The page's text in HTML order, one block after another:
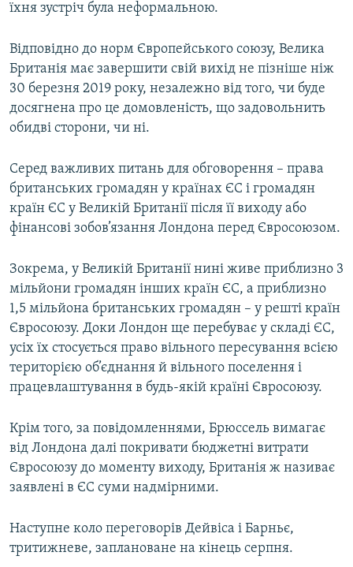
їхня зустріч була неформальною.
Відповідно до норм Європейського союзу, Велика
Британія має завершити свій вихід не пізніше ніж
30 березня 2019 року, незалежно від того, чи буде
досягнена про це домовленість, що задовольнить
обидві сторони, чи ні.
Серед важливих питань для обговорення – права
британських громадян у країнах ЄС і громадян
країн ЄС у Великій Британії після її виходу або
фінансові зобов’язання Лондона перед Євросоюзом.
Зокрема, у Великій Британії нині живе приблизно 3
мільйони громадян інших країн ЄС, а приблизно
1,5 мільйона британських громадян – у решті країн
Євросоюзу. Доки Лондон ще перебуває у складі ЄС,
усіх їх стосується право вільного пересування всією
територією об’єднання й вільного поселення і
працевлаштування в будь-якій країні Євросоюзу.
Крім того, за повідомленнями, Брюссель вимагає
від Лондона далі покривати бюджетні витрати
Євросоюзу до моменту виходу, Британія ж називає
заявлені в ЄС суми надмірними.
Наступне коло переговорів Дейвіса і Барньє,
тритижневе, заплановане на кінець серпня.